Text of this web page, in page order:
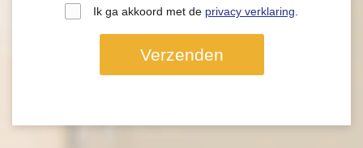
Ik ga akkoord met de privacy verklaring
Verzenden